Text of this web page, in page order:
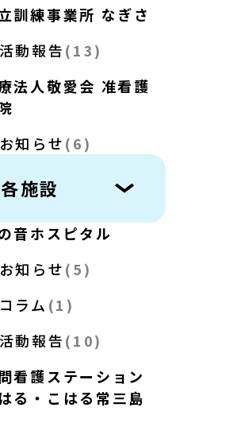
訓練事業所 なぎさ
活動報告(13)
法人敬愛会 准看護
お知らせ(6)
各施設
音ホスピタル
お知らせ(5)
コラム (1)
活動報告(10)
看護ステーション
る・こはる常三島